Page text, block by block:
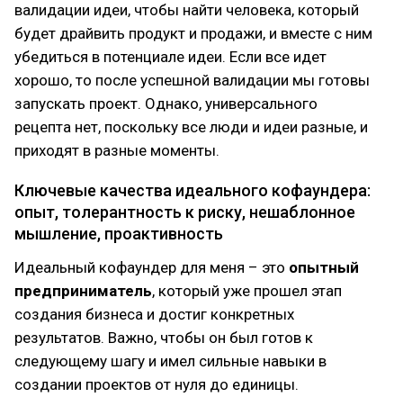
валидации идеи, чтобы найти человека, который
будет драйвить продукт и продажи, и вместе с ним
убедиться в потенциале идеи. Если все идет
хорошо, то после успешной валидации мы готовы
запускать проект. Однако, универсального
рецепта нет, поскольку все люди и идеи разные, и
приходят в разные моменты.
Ключевые качества идеального кофаундера:
опыт, толерантность к риску, нешаблонное
мышление, проактивность
Идеальный кофаундер для меня – это опытный
предприниматель, который уже прошел этап
создания бизнеса и достиг конкретных
результатов. Важно, чтобы он был готов к
следующему шагу и имел сильные навыки в
создании проектов от нуля до единицы.